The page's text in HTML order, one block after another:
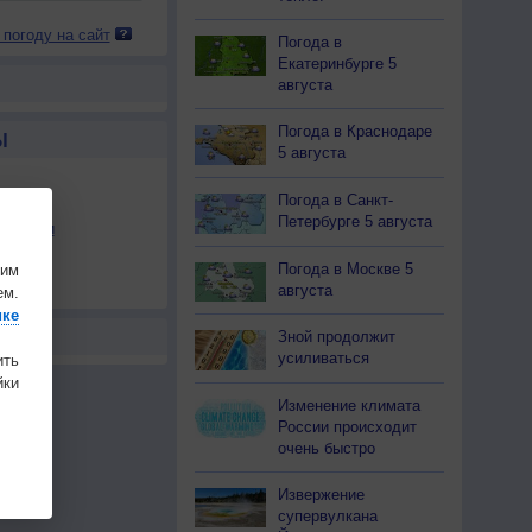
на сайт
Погода в
Екатеринбурге 5
августа
Погода в Краснодаре
5 августа
Погода в Санкт-
Петербурге 5 августа
Погода в Москве 5
августа
Зной продолжит
усиливаться
Изменение климата
России происходит
очень быстро
Извержение
супервулкана